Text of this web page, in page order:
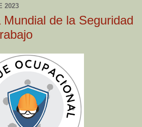
2023
de la Seguridad